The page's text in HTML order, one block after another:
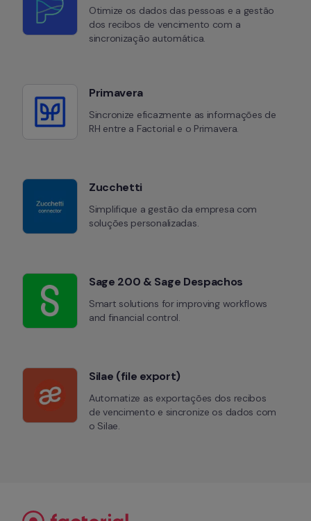
Otimize os dados das pessoas e a gestão
dos recibos de vencimento com a
sincronização automática.
Primavera
Sincronize eficazmente as informações de
RH entre a Factorial e o Primavera.
Zucchetti
Simplifique a gestão da empresa com
soluções personalizadas.
Sage 200 & Sage Despachos
Smart solutions for improving workflows
and financial control.
Silae (file export)
Automatize as exportações dos recibos
de vencimento e sincronize os dados com
o Silae.